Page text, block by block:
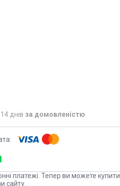
днів за домовленістю
платежі. Тепер ви можете купити
сайту.